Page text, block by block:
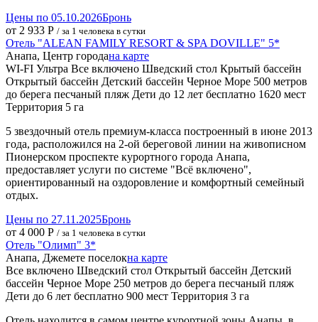
Цены по 05.10.2026Бронь
от 2 933 Р / за 1 человека в сутки
Отель "ALEAN FAMILY RESORT & SPA DOVILLE" 5*
Анапа, Центр городана карте
WI-FI Ультра Все включено Шведский стол Крытый бассейн
Открытый бассейн Детский бассейн Черное Море 500 метров
до берега песчаный пляж Дети до 12 лет бесплатно 1620 мест
Территория 5 га
5 звездочный отель премиум-класса построенный в июне 2013
года, расположился на 2-ой береговой линии на живописном
Пионерском проспекте курортного города Анапа,
предоставляет услуги по системе "Всё включено",
ориентированный на оздоровление и комфортный семейный
отдых.
Цены по 27.11.2025Бронь
от 4 000 Р / за 1 человека в сутки
Отель "Олимп" 3*
Анапа, Джемете поселокна карте
Все включено Шведский стол Открытый бассейн Детский
бассейн Черное Море 250 метров до берега песчаный пляж
Дети до 6 лет бесплатно 900 мест Территория 3 га